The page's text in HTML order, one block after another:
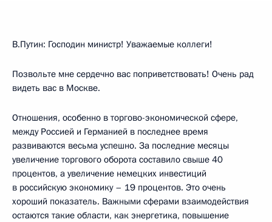
В.Путин: Господин министр! Уважаемые коллеги!
Позвольте мне сердечно вас поприветствовать! Очень рад
видеть вас в Москве.
Отношения, особенно в торгово-экономической сфере,
между Россией и Германией в последнее время
развиваются весьма успешно. За последние месяцы
увеличение торгового оборота составило свыше 40
процентов, а увеличение немецких инвестиций
в российскую экономику – 19 процентов. Это очень
хороший показатель. Важными сферами взаимодействия
остаются такие области, как энергетика, повышение